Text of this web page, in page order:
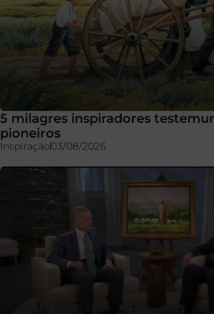
5 milagres inspiradores
pioneiros
Inspiração03/08/2026